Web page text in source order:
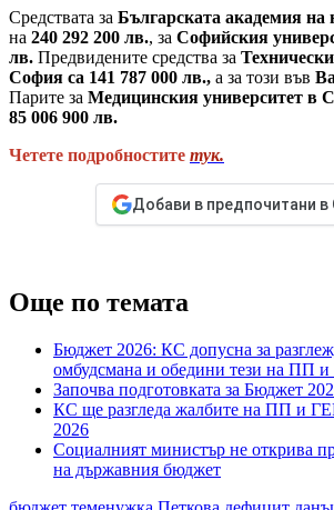
Средствата за Българската академия на
на 240 292 200 лв., за Софийския
лв. Предвидените средства за
София са 141 787 000 лв., а за този във
Парите за Медицинския университет в
85 006 900 лв.
Четете подробностите тук.
Добави в предпочитани в
Още по темата
Бюджет 2026: КС допусна за
омбудсмана и обедини тези на ПП
Започва подготовката за Бюджет
КС ще разгледа жалбите на ПП и
2026
Социалният министър не открива
на държавния бюджет